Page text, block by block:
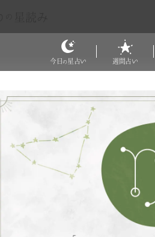
今日の 星占い 週間占い